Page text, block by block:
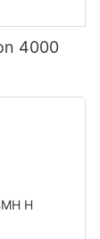
4000